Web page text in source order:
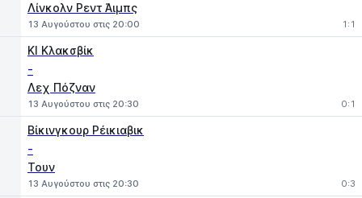
Λίνκολν Ρεντ Άιμπς
13 Αυγούστου στις 20:00 1:1
ΚΙ Κλακσβίκ
-
Λεχ Πόζναν
13 Αυγούστου στις 20:30 0:1
Βίκινγκουρ Ρέικιαβικ
-
Τουν
13 Αυγούστου στις 20:30 0:3